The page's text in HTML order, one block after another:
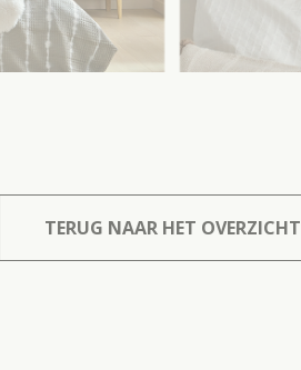
TERUG NAAR HET OVERZICHT